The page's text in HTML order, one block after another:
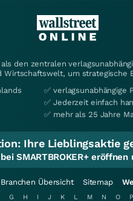
den zentralen
Wirtschaftswelt, um strategische
✅ verlagsunabhängige
✅ Jederzeit einfach
✅ mehr als 25 Jahre
Ihre Lieblingsaktie
SMARTBROKER+
Übersicht Sitemap
G H I J K L M N O P